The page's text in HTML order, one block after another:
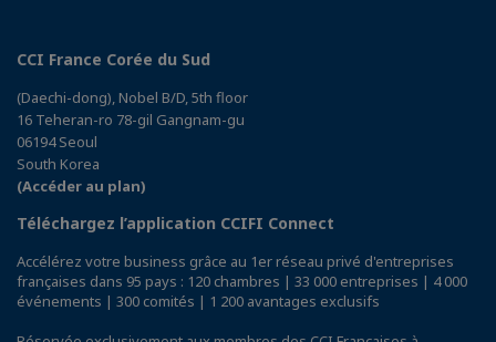
CCI France Corée du Sud
(Daechi-dong), Nobel B/D, 5th floor
16 Teheran-ro 78-gil Gangnam-gu
06194 Seoul
South Korea
(Accéder au plan)
Téléchargez l’application CCIFI Connect
Accélérez votre business grâce au 1er réseau privé d'entreprises
françaises dans 95 pays : 120 chambres | 33 000 entreprises | 4 000
événements | 300 comités | 1 200 avantages exclusifs